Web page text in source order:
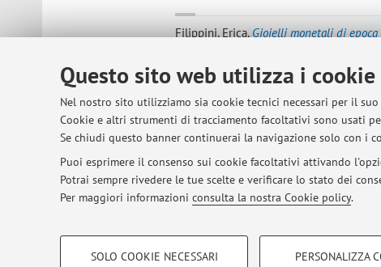
Questo sito web utilizza i cookie
Nel nostro sito utilizziamo sia cookie tecnici necessari per il
Cookie e altri strumenti di tracciamento facoltativi sono usati
Se chiudi questo banner continuerai la navigazione solo con i
Puoi esprimere il consenso sui cookie facoltativi attivando
Potrai sempre rivedere le tue scelte e verificare lo stato dei
Per maggiori informazioni consulta la nostra Cookie policy.
COOKIE DI PROFILAZIONE - FACOLTATIVI
SOLO COOKIE NECESSARI PERSONALIZZA
Filippini, Erica,Gioielli monetali di
2024, pp. 261 - 279 (ORNAMENTA)
Filippini, Erica
Il concetto di pietas e la
Principato
, «RIVISTA STORICA
1 2 3 4 5